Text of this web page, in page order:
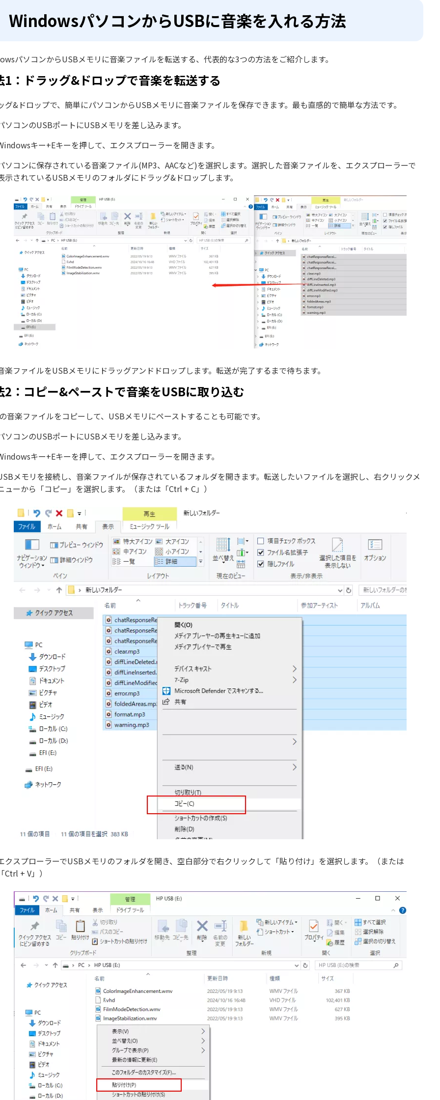
WindowsパソコンからUSBに音楽を入れる方法
パソコンからUSBメモリに音楽ファイルを転送する、代表的な3つの方法をご紹介します。
1：ドラッグ&ドロップで音楽を転送する
グ&ドロップで、簡単にパソコンからUSBメモリに音楽ファイルを保存できます。最も直感的で簡単な方法です。
ソコンのUSBポートにUSBメモリを差し込みます。
キー+Eキーを押して、エクスプローラーを開きます。
ソコンに保存されている音楽ファイル(MP3、AACなど)を選択します。選択した音楽ファイルを、エクスプローラーで
示されているUSBメモリのフォルダにドラッグ&ドロップします。
楽ファイルをUSBメモリにドラッグアンドドロップします。転送が完了するまで待ちます。
2：コピー&ペーストで音楽をUSBに取り込む
音楽ファイルをコピーして、USBメモリにペーストすることも可能です。
ソコンのUSBポートにUSBメモリを差し込みます。
キー+Eキーを押して、エクスプローラーを開きます。
メモリを接続し、音楽ファイルが保存されているフォルダを開きます。転送したいファイルを選択し、右クリックメ
ューから「コピー」を選択します。（または「Ctrl + C」）
クスプローラーでUSBメモリのフォルダを開き、空白部分で右クリックして「貼り付け」を選択します。（または
Ctrl + V」）